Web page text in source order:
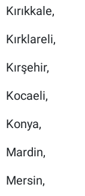
Kırıkkale,
Kırklareli,
Kırşehir,
Kocaeli,
Konya,
Mardin,
Mersin,